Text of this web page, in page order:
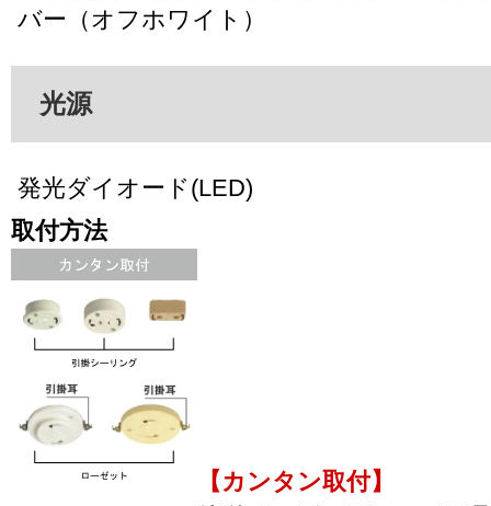
バー（オフホワイト）
光源
発光ダイオード(LED)
取付方法
【カンタン取付】